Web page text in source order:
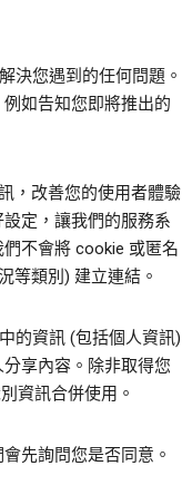
決您遇到的任何問題。
如告知您即將推出的
，改善您的使用者體驗
定，讓我們的服務系
不會將 cookie 或匿名
等類別) 建立連結。
的資訊 (包括個人資訊)
享內容。除非取得您
資訊合併使用。
先詢問您是否同意。